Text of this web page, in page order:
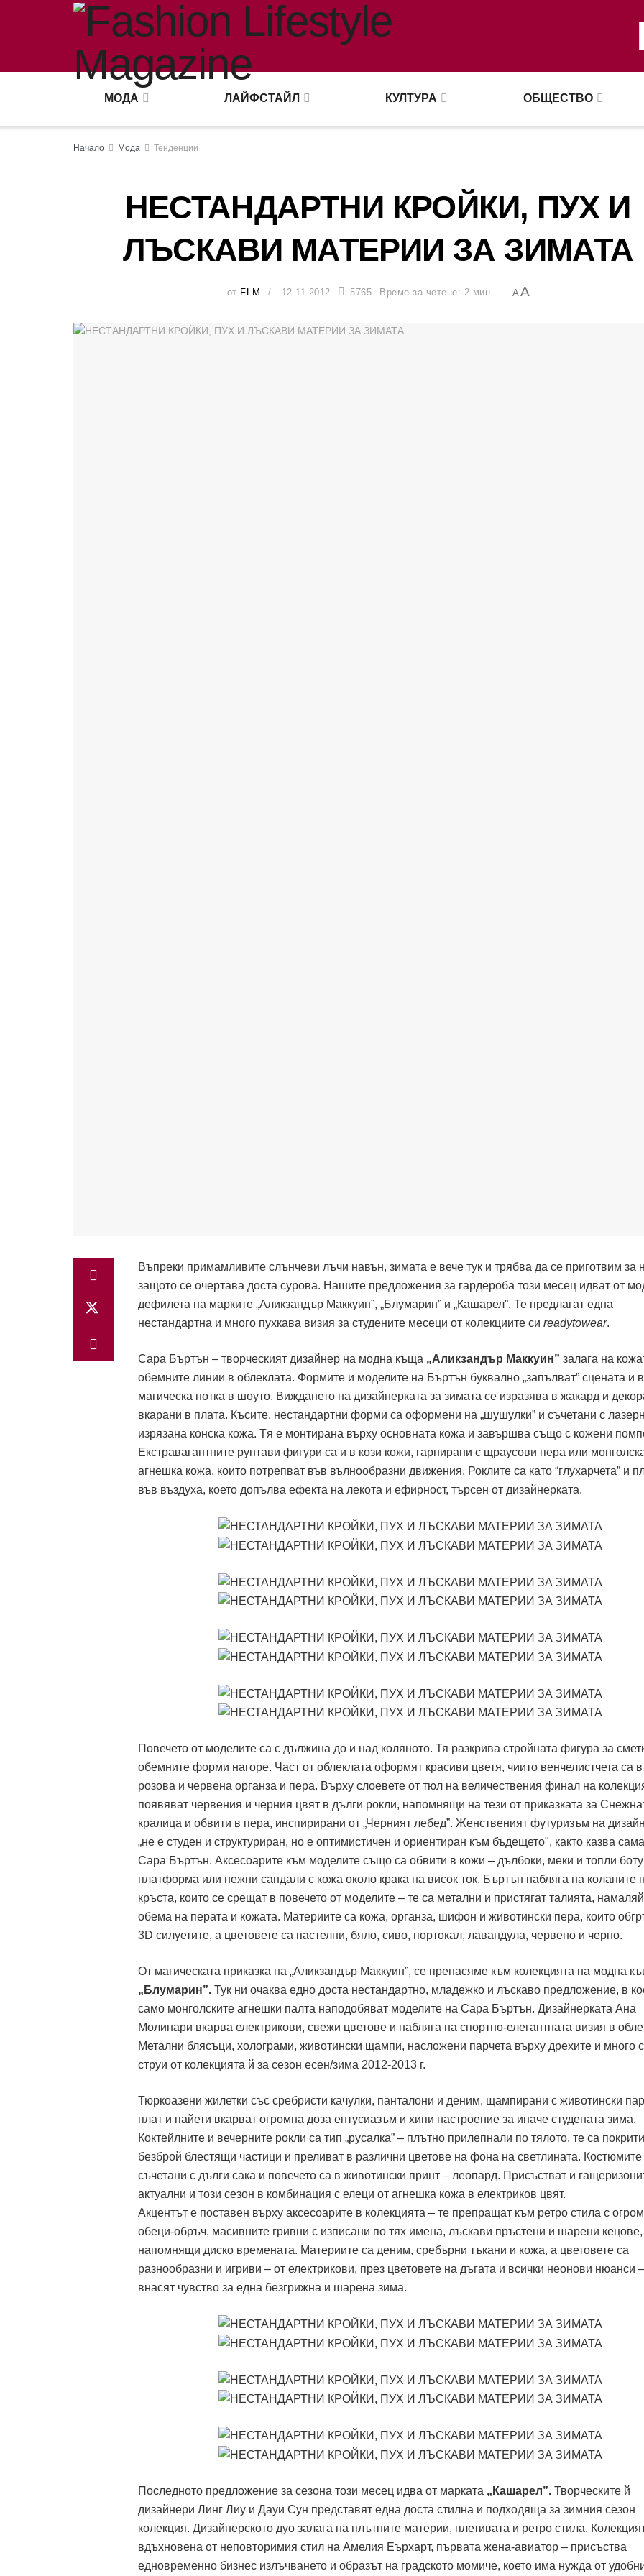
МОДА ЛАЙФСТАЙЛ КУЛТУРА ОБЩЕСТВО
Начало Мода Тенденции
НЕСТАНДАРТНИ КРОЙКИ, ПУХ И
ЛЪСКАВИ МАТЕРИИ ЗА ЗИМАТА
от FLM 12.11.2012 5765 Време за четене: 2 мин. AA
Въпреки примамливите слънчеви лъчи навън, зимата е вече тук и трябва да се приготвим за
защото се очертава доста сурова. Нашите предложения за гардероба този месец идват от
дефилета на марките „Аликзандър Маккуин”, „Блумарин” и „Кашарел”. Те предлагат една
нестандартна и много пухкава визия за студените месеци от колекциите си readytowear.
Сара Бъртън – творческият дизайнер на модна къща „Аликзандър Маккуин” залага на
обемните линии в облеклата. Формите и моделите на Бъртън буквално „запълват” сцената и
магическа нотка в шоуто. Виждането на дизайнерката за зимата се изразява в жакард и
вкарани в плата. Късите, нестандартни форми са оформени на „шушулки” и съчетани с
изрязана конска кожа. Tя е монтирана върху основната кожа и завършва също с кожени
Екстравагантните рунтави фигури са и в кози кожи, гарнирани с щраусови пера или
агнешка кожа, които потрепват във вълнообразни движения. Роклите са като “глухарчета” и
във въздуха, което допълва ефекта на лекота и ефирност, търсен от дизайнерката.
Повечето от моделите са с дължина до и над коляното. Тя разкрива стройната фигура за
обемните форми нагоре. Част от облеклата оформят красиви цветя, чиито венчелистчета са в
розова и червена органза и пера. Върху слоевете от тюл на величествения финал на
появяват червения и черния цвят в дълги рокли, напомнящи на тези от приказката за
кралица и обвити в пера, инспирирани от „Черният лебед”. Женственият футуризъм на
„не е студен и структуриран, но е оптимистичен и ориентиран към бъдещето", както казва
Сара Бъртън. Аксесоарите към моделите също са обвити в кожи – дълбоки, меки и топли
платформа или нежни сандали с кожа около крака на висок ток. Бъртън набляга на коланите
кръста, които се срещат в повечето от моделите – те са метални и пристягат талията,
обема на перата и кожата. Материите са кожа, органза, шифон и животински пера, които
3D силуетите, а цветовете са пастелни, бяло, сиво, портокал, лавандула, червено и черно.
От магическата приказка на „Аликзандър Маккуин”, се пренасяме към колекцията на модна
„Блумарин”. Тук ни очаква едно доста нестандартно, младежко и лъскаво предложение, в
само монголските агнешки палта наподобяват моделите на Сара Бъртън. Дизайнерката Ана
Молинари вкарва електрикови, свежи цветове и набляга на спортно-елегантната визия в
Метални блясъци, холограми, животински щампи, насложени парчета върху дрехите и много
струи от колекцията й за сезон есен/зима 2012-2013 г.
Тюркоазени жилетки със сребристи качулки, панталони и деним, щампирани с животински
плат и пайети вкарват огромна доза ентусиазъм и хипи настроение за иначе студената зима.
Коктейлните и вечерните рокли са тип „русалка” – плътно прилепнали по тялото, те са
безброй блестящи частици и преливат в различни цветове на фона на светлината. Костюмите
съчетани с дълги сака и повечето са в животински принт – леопард. Присъстват и
актуални и този сезон в комбинация с елеци от агнешка кожа в електриков цвят.
Акцентът е поставен върху аксесоарите в колекцията – те препращат към ретро стила с
обеци-обръч, масивните гривни с изписани по тях имена, лъскави пръстени и шарени кецове,
напомнящи диско времената. Материите са деним, сребърни тъкани и кожа, а цветовете са
разнообразни и игриви – от електрикови, през цветовете на дъгата и всички неонови нюанси
внасят чувство за една безгрижна и шарена зима.
Последното предложение за сезона този месец идва от марката „Кашарел”. Творческите й
дизайнери Линг Лиу и Дауи Сун представят една доста стилна и подходяща за зимния сезон
колекция. Дизайнерското дуо залага на плътните материи, плетивата и ретро стила.
вдъхновена от неповторимия стил на Амелия Еърхарт, първата жена-авиатор – присъства
едновременно бизнес излъчването и образът на градското момиче, което има нужда от